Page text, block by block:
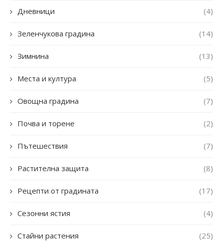
Дневници (4)
Зеленчукова градина (14)
Зимнина (13)
Места и култура (5)
Овощна градина (7)
Почва и торене (2)
Пътешествия (7)
Растителна защита (8)
Рецепти от градината (17)
Сезонни ястия (4)
Стайни растения (25)